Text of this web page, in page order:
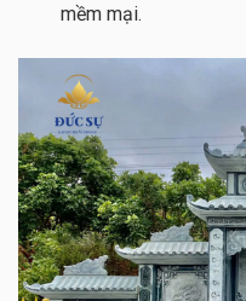
mềm mại.